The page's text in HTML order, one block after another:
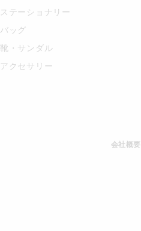
ステーショナリー
バッグ
靴・サンダル
アクセサリー
会社概要